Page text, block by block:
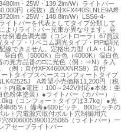
・25W・139.2lm/W）ライトバー
円（税抜）直付XFX440SLNLE9A希
・25W・148.8lm/W）LSS6-4-
トバーを代表としてタイプ分類して
よりライトバー光束が異なります。昼
例適合調光器（コントローラ）67頁設
イプ・リベコム調光タイプ・PiPit調光
線できません。定格出力型（LA・LR）
昼白色（5000K）白色（4000K）温白色
の見方品番の□に光色（例：⇒N）を入
（例：直付XFX460XXNRS9）直付
トタイプスペースコンフォートタイプ
A希望小売価格11,200円（税
内蔵●電圧：100～242V対応●本体：亜
粉体塗装）●ライトバー（カバー）：
（コンフォートタイプは3.7kg）●光
率85％）備考●600ピッチ、800ピッチの
ト穴電源穴取付ボルト穴制御用穴
80060053900125065（ライトバー）一
アセーブライトバー